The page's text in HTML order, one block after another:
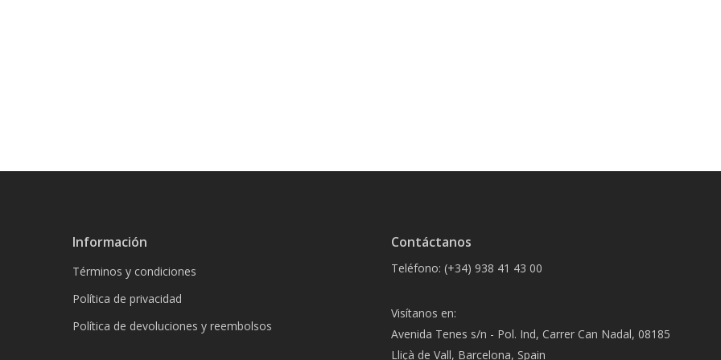
Información
Términos y condiciones
Política de privacidad
Política de devoluciones y reembolsos
Contáctanos
Teléfono: (+34) 938 41 43 00
Visítanos en:
Avenida Tenes s/n - Pol. Ind, Carrer Can Nadal, 08185
Lliçà de Vall, Barcelona, Spain